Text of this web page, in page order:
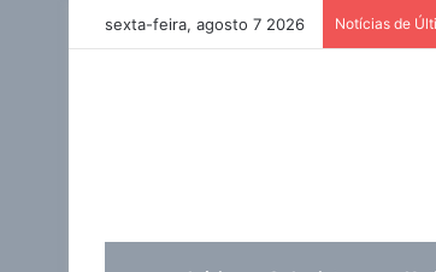
sexta-feira, agosto 7 2026 Notícias de